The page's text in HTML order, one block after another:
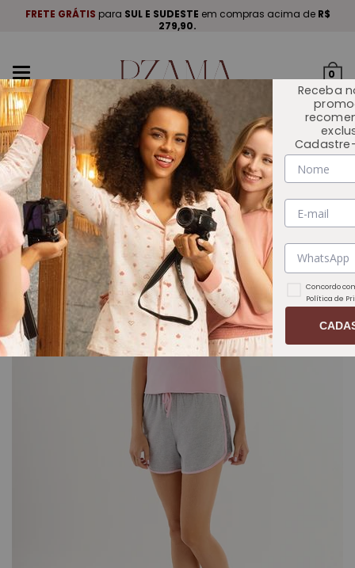
FRETE GRÁTIS para SUL E SUDESTE em compras acima de R$
279,90.
navegação
0
INÍCIO OUTLET 🏷️
Receba
Concordo
Política de